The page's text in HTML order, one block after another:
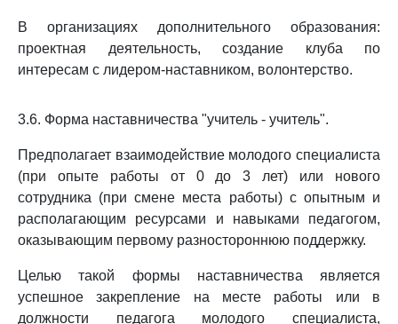
В организациях дополнительного образования:
проектная деятельность, создание клуба по
интересам с лидером-наставником, волонтерство.
3.6. Форма наставничества "учитель - учитель".
Предполагает взаимодействие молодого специалиста
(при опыте работы от 0 до 3 лет) или нового
сотрудника (при смене места работы) с опытным и
располагающим ресурсами и навыками педагогом,
оказывающим первому разностороннюю поддержку.
Целью такой формы наставничества является
успешное закрепление на месте работы или в
должности педагога молодого специалиста,